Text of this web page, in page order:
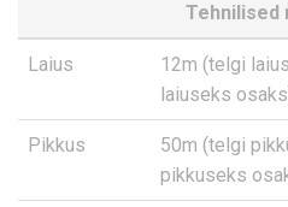
Tehnilised
Laius
12m (telgi
laiuseks
Pikkus
50m (telgi
pikkuseks